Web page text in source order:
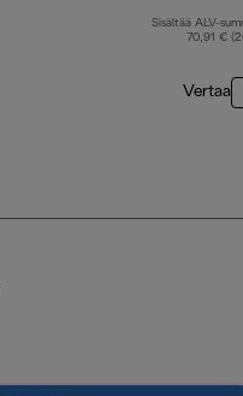
Sisältää ALV-
70,91 €
Vertaa